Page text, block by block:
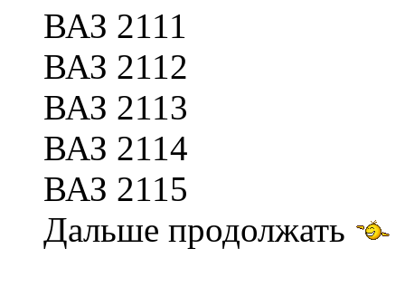
ВАЗ 2111
ВАЗ 2112
ВАЗ 2113
ВАЗ 2114
ВАЗ 2115
Дальше продолжать